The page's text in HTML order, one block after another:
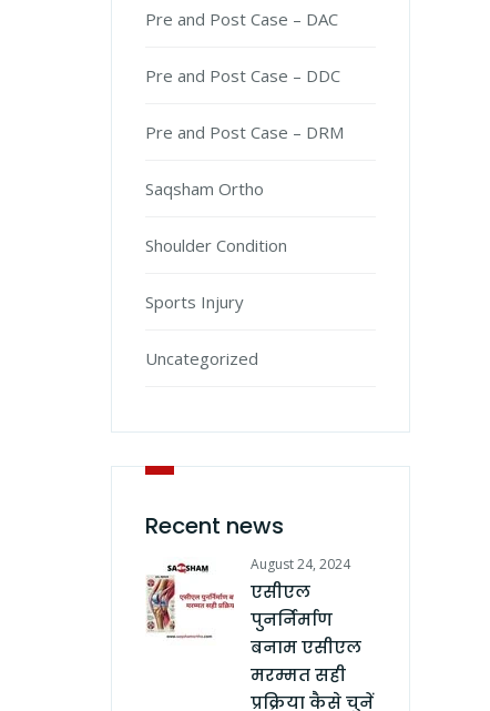
Pre and Post Case – DAC
Pre and Post Case – DDC
Pre and Post Case – DRM
Saqsham Ortho
Shoulder Condition
Sports Injury
Uncategorized
Recent news
August 24, 2024
एसीएल
पुनर्निर्माण
बनाम एसीएल
मरम्मत सही
प्रक्रिया कैसे चुनें